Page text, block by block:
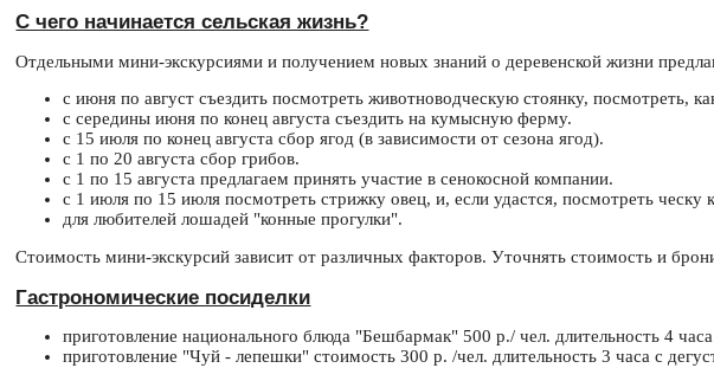
С чего начинается сельская жизнь?
Отдельными мини-экскурсиями и получением новых знаний о деревенской жизни
с июня по август съездить посмотреть животноводческую стоянку, посмотреть,
с середины июня по конец августа съездить на кумысную ферму.
с 15 июля по конец августа сбор ягод (в зависимости от сезона ягод).
с 1 по 20 августа сбор грибов.
с 1 по 15 августа предлагаем принять участие в сенокосной компании.
с 1 июля по 15 июля посмотреть стрижку овец, и, если удастся, посмотреть ческу
для любителей лошадей "конные прогулки".
Стоимость мини-экскурсий зависит от различных факторов. Уточнять стоимость и
Гастрономические посиделки
приготовление национального блюда "Бешбармак" 500 р./ чел. длительность 4
приготовление "Чуй - лепешки" стоимость 300 р. /чел. длительность 3 часа с